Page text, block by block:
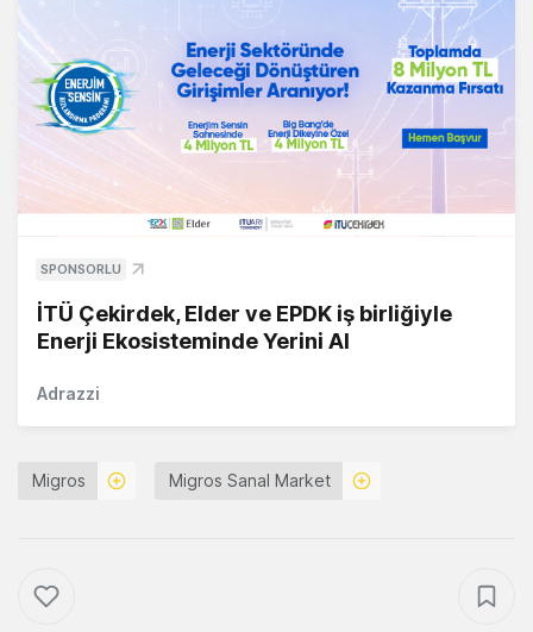
SPONSORLU
İTÜ Çekirdek, Elder ve EPDK iş birliğiyle
Enerji Ekosisteminde Yerini Al
Adrazzi
Migros Migros Sanal Market